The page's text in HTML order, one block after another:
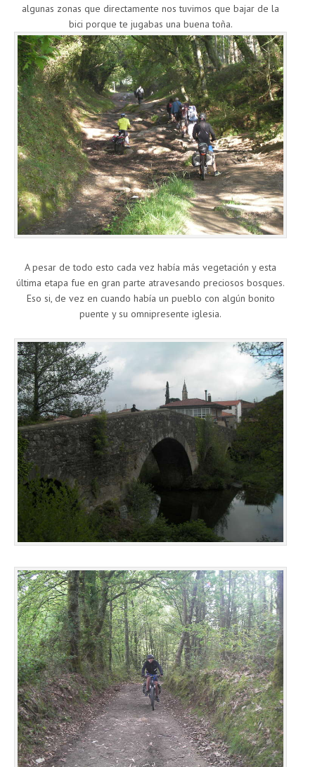
algunas zonas que directamente nos tuvimos que bajar de la
bici porque te jugabas una buena toña.
A pesar de todo esto cada vez había más vegetación y esta
última etapa fue en gran parte atravesando preciosos bosques.
Eso si, de vez en cuando había un pueblo con algún bonito
puente y su omnipresente iglesia.